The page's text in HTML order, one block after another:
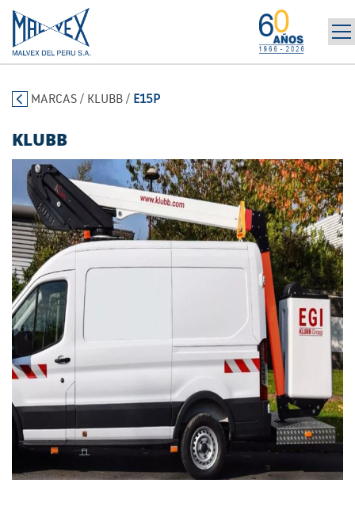
LA EMPRESA
POST-VENTA | ALQUILER
NOTICIAS
CONTÁCTANOS
MARCAS / KLUBB / E15P
KLUBB